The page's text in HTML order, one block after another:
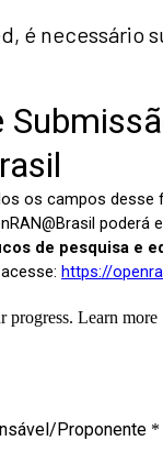
é necessário